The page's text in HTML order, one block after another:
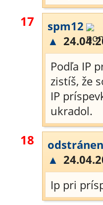
17
spm12
▲
Podľa IP
zistíš, že
IP
ukradol.
18
▲
Ip pri